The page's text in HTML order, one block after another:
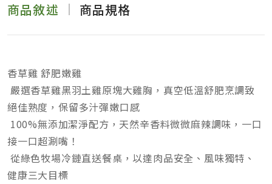
商品敘述 商品規格
香草雞 舒肥嫩雞
嚴選香草雞黑羽土雞原塊大雞胸，真空低溫舒肥烹調致
絕佳熟度，保留多汁彈嫩口感
100%無添加潔淨配方，天然辛香料微微麻辣調味，一口
接一口超涮嘴！
從綠色牧場冷鏈直送餐桌，以達肉品安全、風味獨特、
健康三大目標